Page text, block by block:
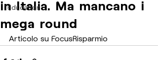
Education
in Italia. Ma mancano i
mega round
Articolo su FocusRisparmio